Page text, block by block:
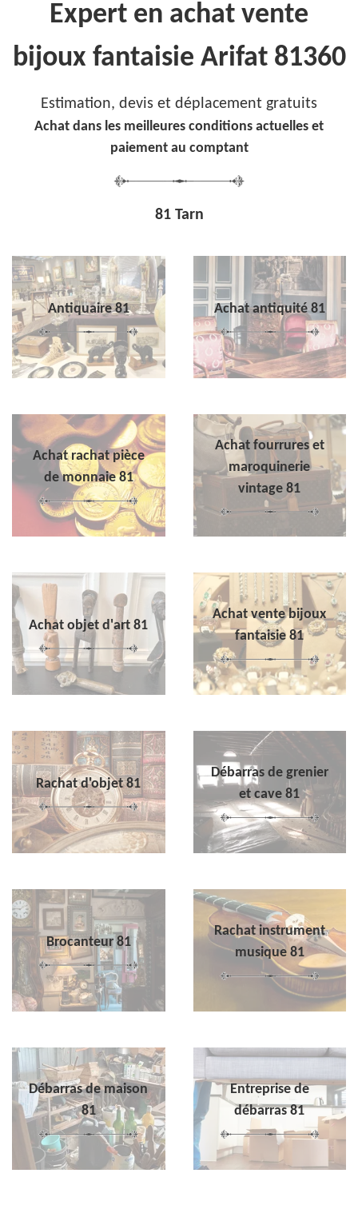
Expert en achat vente
bijoux fantaisie Arifat 81360
Estimation, devis et déplacement gratuits
Achat dans les meilleures conditions actuelles et
paiement au comptant
81 Tarn
Antiquaire 81 Achat antiquité 81
Achat rachat pièce
de monnaie 81
Achat fourrures et
maroquinerie
vintage 81
Achat objet d'art 81
Achat vente bijoux
fantaisie 81
Rachat d'objet 81
Débarras de grenier
et cave 81
Brocanteur 81
Rachat instrument
musique 81
Débarras de maison
81
Entreprise de
débarras 81